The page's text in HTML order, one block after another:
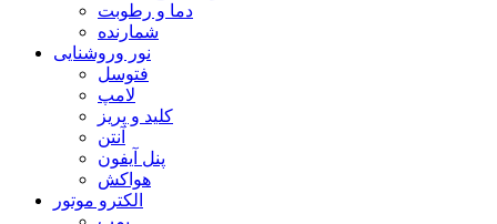
دما و رطوبت
شمارنده
نور وروشنایی
فتوسل
لامپ
کلید و پریز
آنتن
پنل آیفون
هواکش
الکترو موتور